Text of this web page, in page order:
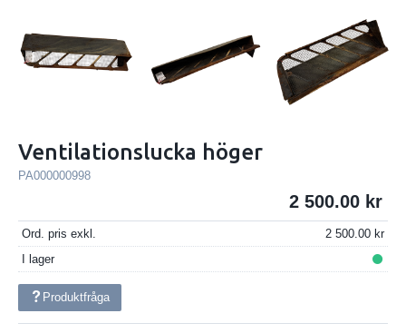
Ventilationslucka höger
PA000000998
2 500.00
Ord. pris exkl.
2 500.00
I lager
Produktfråga